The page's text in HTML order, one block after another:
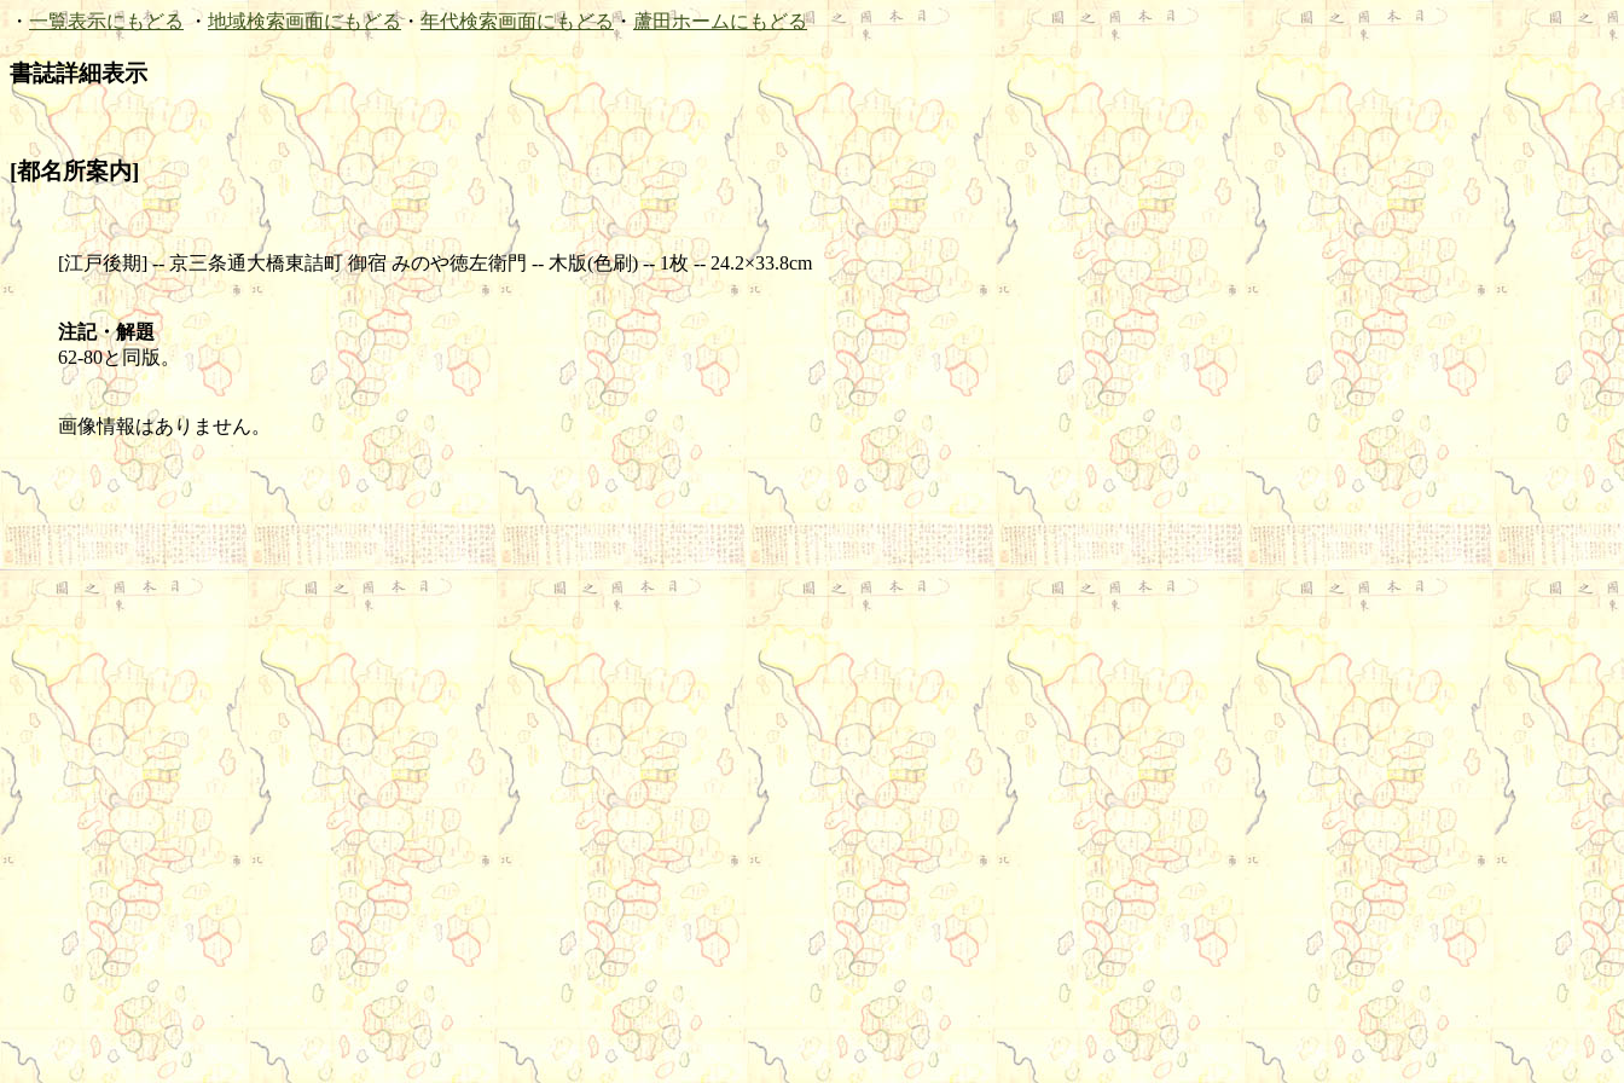
・ 一覧表示にもどる ・ 地域検索画面にもどる・ 年代検索画面にもどる・ 蘆田ホームにもどる
書誌詳細表示
[都名所案内]
[江戸後期] -- 京三条通大橋東詰町 御宿 みのや徳左衛門 -- 木版(色刷) -- 1枚 -- 24.2×33.8cm
注記・解題
62-80と同版。
画像情報はありません。